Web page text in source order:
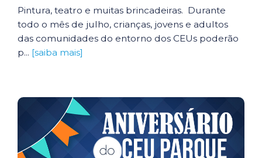
Pintura, teatro e muitas brincadeiras. Durante
todo o mês de julho, crianças, jovens e adultos
das comunidades do entorno dos CEUs poderão
p... [saiba mais]